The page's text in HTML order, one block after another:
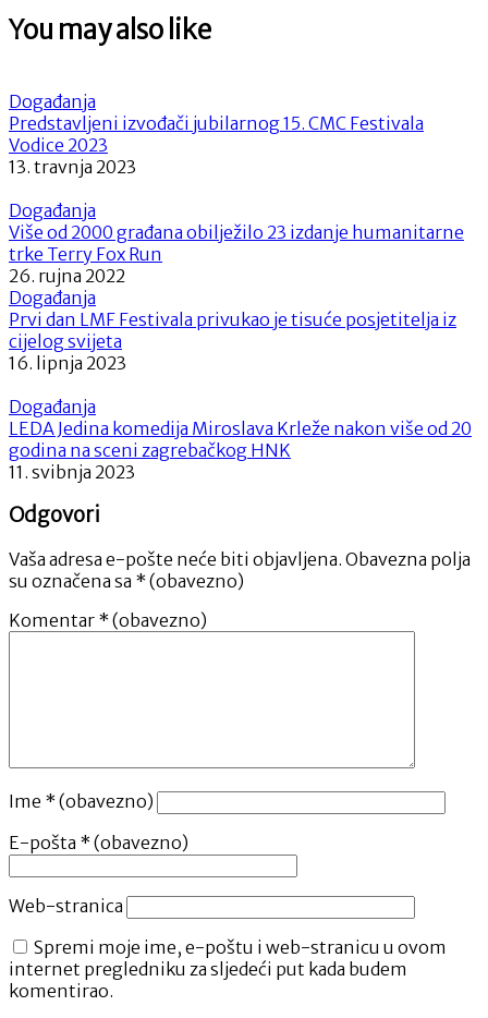
You may also like
Događanja
Predstavljeni izvođači jubilarnog 15. CMC Festivala
Vodice 2023
13. travnja 2023
Događanja
Više od 2000 građana obilježilo 23 izdanje humanitarne
trke Terry Fox Run
26. rujna 2022
Događanja
Prvi dan LMF Festivala privukao je tisuće posjetitelja iz
cijelog svijeta
16. lipnja 2023
Događanja
LEDA Jedina komedija Miroslava Krleže nakon više od 20
godina na sceni zagrebačkog HNK
11. svibnja 2023
Odgovori
Vaša adresa e-pošte neće biti objavljena. Obavezna polja
su označena sa * (obavezno)
Komentar * (obavezno)
Ime * (obavezno)
E-pošta * (obavezno)
Web-stranica
Spremi moje ime, e-poštu i web-stranicu u ovom
internet pregledniku za sljedeći put kada budem
komentirao.